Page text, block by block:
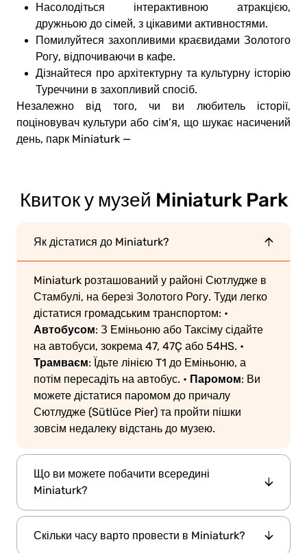
Насолодіться інтерактивною атракцією,
дружньою до сімей, з цікавими активностями.
Помилуйтеся захопливими краєвидами Золотого
Рогу, відпочиваючи в кафе.
Дізнайтеся про архітектурну та культурну історію
Туреччини в захопливий спосіб.
Незалежно від того, чи ви любитель історії,
поціновувач культури або сім’я, що шукає насичений
день, парк Miniaturk —
Квиток у музей Miniaturk Park
Як дістатися до Miniaturk?
Miniaturk розташований у районі Сютлудже в
Стамбулі, на березі Золотого Рогу. Туди легко
дістатися громадським транспортом: •
Автобусом: З Еміньоню або Таксіму сідайте
на автобуси, зокрема 47, 47Ç або 54HS. •
Трамваєм: Їдьте лінією T1 до Еміньоню, а
потім пересадіть на автобус. • Паромом: Ви
можете дістатися паромом до причалу
Сютлудже (Sütlüce Pier) та пройти пішки
зовсім недалеку відстань до музею.
Що ви можете побачити всередині
Miniaturk?
Усередині ви знайдете понад 130
мініатюрних моделей
Скільки часу варто провести в Miniaturk?